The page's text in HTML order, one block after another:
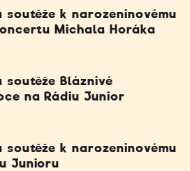
soutěže k narozeninovému
Michala Horáka
soutěže Bláznivé
na Rádiu Junior
soutěže k narozeninovému
Junioru